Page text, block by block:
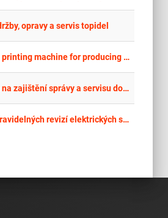
opravy a servis topidel
Numbering sheet printing machine for producing banknotes
Rámcová dohoda na zajištění správy a servisu dobíjecích stanic na území hl. m. Prahy v rámci parkovacích ploch a garáží ve správě TSK - II
RD – Provedení pravidelných revizí elektrických spotřebičů a elektrických pracovních strojů